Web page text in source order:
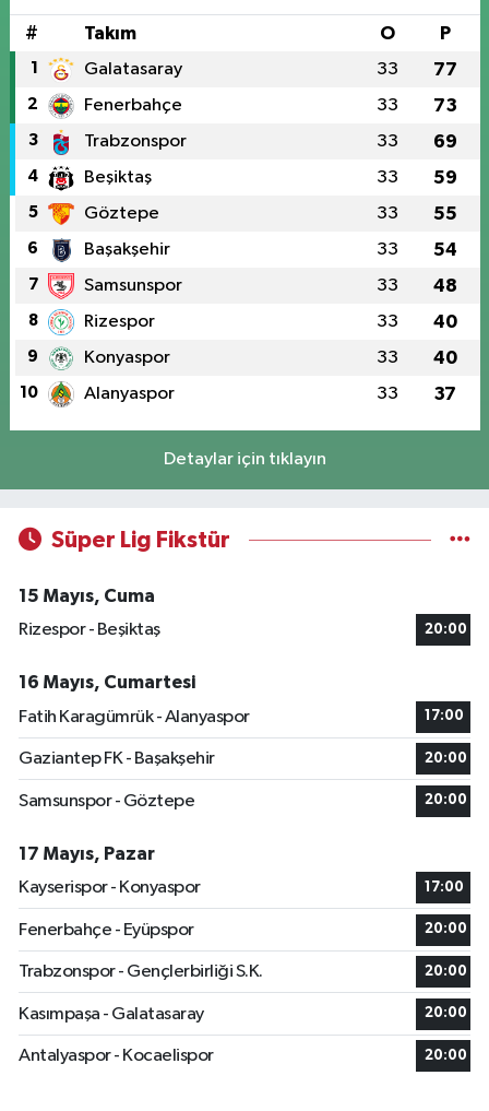
# Takım O P
1 Galatasaray 33 77
2 Fenerbahçe 33 73
3 Trabzonspor 33 69
4 Beşiktaş 33 59
5 Göztepe 33 55
6 Başakşehir 33 54
7 Samsunspor 33 48
8 Rizespor 33 40
9 Konyaspor 33 40
10 Alanyaspor 33 37
Detaylar için tıklayın
Süper Lig Fikstür
15 Mayıs, Cuma
Rizespor - Beşiktaş
20:00
16 Mayıs, Cumartesi
Fatih Karagümrük - Alanyaspor
17:00
Gaziantep FK - Başakşehir 20:00
Samsunspor - Göztepe 20:00
17 Mayıs, Pazar
Kayserispor - Konyaspor
17:00
Fenerbahçe - Eyüpspor 20:00
Trabzonspor - Gençlerbirliği S.K. 20:00
Kasımpaşa - Galatasaray 20:00
Antalyaspor - Kocaelispor 20:00